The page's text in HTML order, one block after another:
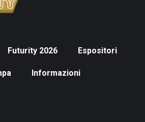
Futurity 2026 Espositori
Informazioni